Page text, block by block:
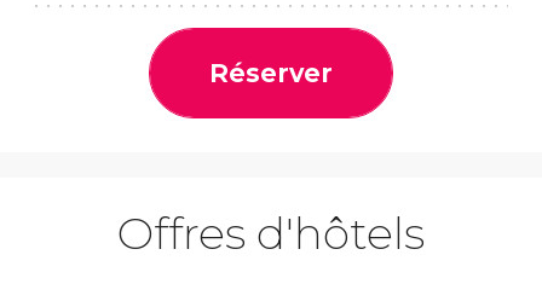
Réserver
Offres d'hôtels